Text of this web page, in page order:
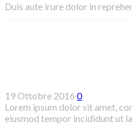
Duis aute irure dolor in
19 Ottobre 2016 0
Lorem ipsum dolor sit amet,
eiusmod tempor incididunt ut